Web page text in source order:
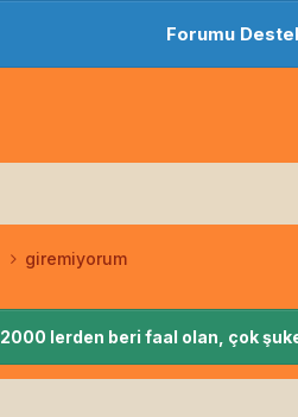
Forumu
giremiyorum
2000 lerden beri faal olan, çok